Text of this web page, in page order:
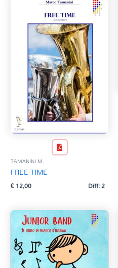
TAMANINI M.
FREE TIME
€12,00 Diff: 2